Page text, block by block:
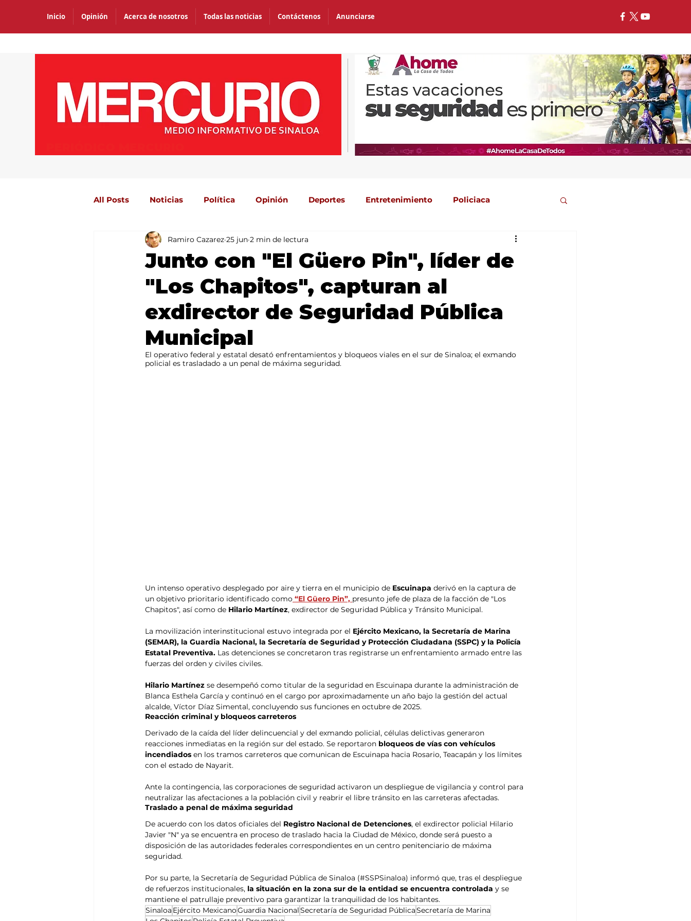
Inicio Opinión Acerca de nosotros Todas las noticias Contáctenos Anunciarse
All Posts Noticias Política Opinión Deportes Entretenimiento Policiaca
Agricultura México Mundo Portada 2
Junto con "El Güero Pin", líder de
"Los Chapitos", capturan al
exdirector de Seguridad Pública
Municipal
Ramiro Cazarez 25 jun 2 min de lectura
El operativo federal y estatal desató enfrentamientos y bloqueos viales en el sur de Sinaloa; el exmando
policial es trasladado a un penal de máxima seguridad.
Un intenso operativo desplegado por aire y tierra en el municipio de Escuinapa derivó en la captura de
un objetivo prioritario identificado como “El Güero Pin”, presunto jefe de plaza de la facción de "Los
Chapitos", así como de Hilario Martínez, exdirector de Seguridad Pública y Tránsito Municipal.
La movilización interinstitucional estuvo integrada por el Ejército Mexicano, la Secretaría de Marina
(SEMAR), la Guardia Nacional, la Secretaría de Seguridad y Protección Ciudadana (SSPC) y la Policía
Estatal Preventiva. Las detenciones se concretaron tras registrarse un enfrentamiento armado entre las
fuerzas del orden y civiles civiles.
Hilario Martínez se desempeñó como titular de la seguridad en Escuinapa durante la administración de
Blanca Esthela García y continuó en el cargo por aproximadamente un año bajo la gestión del actual
alcalde, Víctor Díaz Simental, concluyendo sus funciones en octubre de 2025.
Reacción criminal y bloqueos carreteros
Derivado de la caída del líder delincuencial y del exmando policial, células delictivas generaron
reacciones inmediatas en la región sur del estado. Se reportaron bloqueos de vías con vehículos
incendiados en los tramos carreteros que comunican de Escuinapa hacia Rosario, Teacapán y los límites
con el estado de Nayarit.
Ante la contingencia, las corporaciones de seguridad activaron un despliegue de vigilancia y control para
neutralizar las afectaciones a la población civil y reabrir el libre tránsito en las carreteras afectadas.
Traslado a penal de máxima seguridad
De acuerdo con los datos oficiales del Registro Nacional de Detenciones, el exdirector policial Hilario
Javier "N" ya se encuentra en proceso de traslado hacia la Ciudad de México, donde será puesto a
disposición de las autoridades federales correspondientes en un centro penitenciario de máxima
seguridad.
Por su parte, la Secretaría de Seguridad Pública de Sinaloa (#SSPSinaloa) informó que, tras el despliegue
de refuerzos institucionales, la situación en la zona sur de la entidad se encuentra controlada y se
mantiene el patrullaje preventivo para garantizar la tranquilidad de los habitantes.
Sinaloa Ejército MexicanoGuardia NacionalSecretaría de Seguridad PúblicaSecretaría de Marina